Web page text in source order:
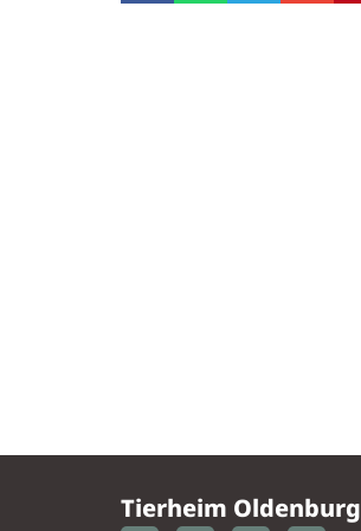
Tierheim Oldenburg